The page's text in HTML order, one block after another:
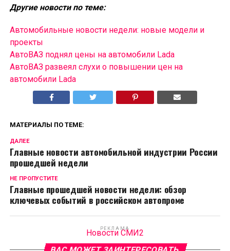
Другие новости по теме:
Автомобильные новости недели: новые модели и
проекты
АвтоВАЗ поднял цены на автомобили Lada
АвтоВАЗ развеял слухи о повышении цен на
автомобили Lada
МАТЕРИАЛЫ ПО ТЕМЕ:
ДАЛЕЕ
Главные новости автомобильной индустрии России
прошедшей недели
НЕ ПРОПУСТИТЕ
Главные прошедшей новости недели: обзор
ключевых событий в российском автопроме
РЕКЛАМА
Новости СМИ2